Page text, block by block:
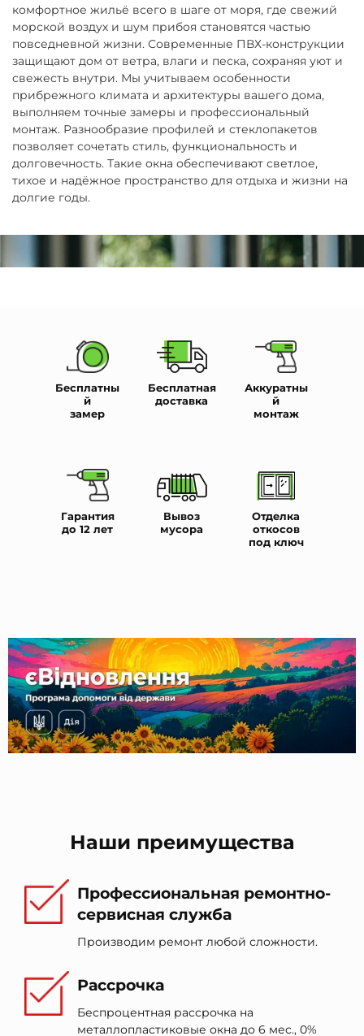
н
и
е
о
к
о
н
и
д
в
е
й
комфортное жильё всего в шаге от моря, где свежий
морской воздух и шум прибоя становятся частью
повседневной жизни. Современные ПВХ-конструкции
защищают дом от ветра, влаги и песка, сохраняя уют и
свежесть внутри. Мы учитываем особенности
прибрежного климата и архитектуры вашего дома,
выполняем точные замеры и профессиональный
монтаж. Разнообразие профилей и стеклопакетов
позволяет сочетать стиль, функциональность и
долговечность. Такие окна обеспечивают светлое,
тихое и надёжное пространство для отдыха и жизни на
долгие годы.
Бесплатны
й
замер
Бесплатная
доставка
Аккуратны
й
монтаж
Гарантия
до 12 лет
Вывоз
мусора
Отделка
откосов
под ключ
Наши преимущества
Профессиональная ремонтно-
сервисная служба
Производим ремонт любой сложности.
Рассрочка
Беспроцентная рассрочка на
металлопластиковые окна до 6 мес., 0%